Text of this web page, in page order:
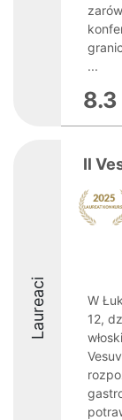
...
8.3
Laureaci
Il
W
12,